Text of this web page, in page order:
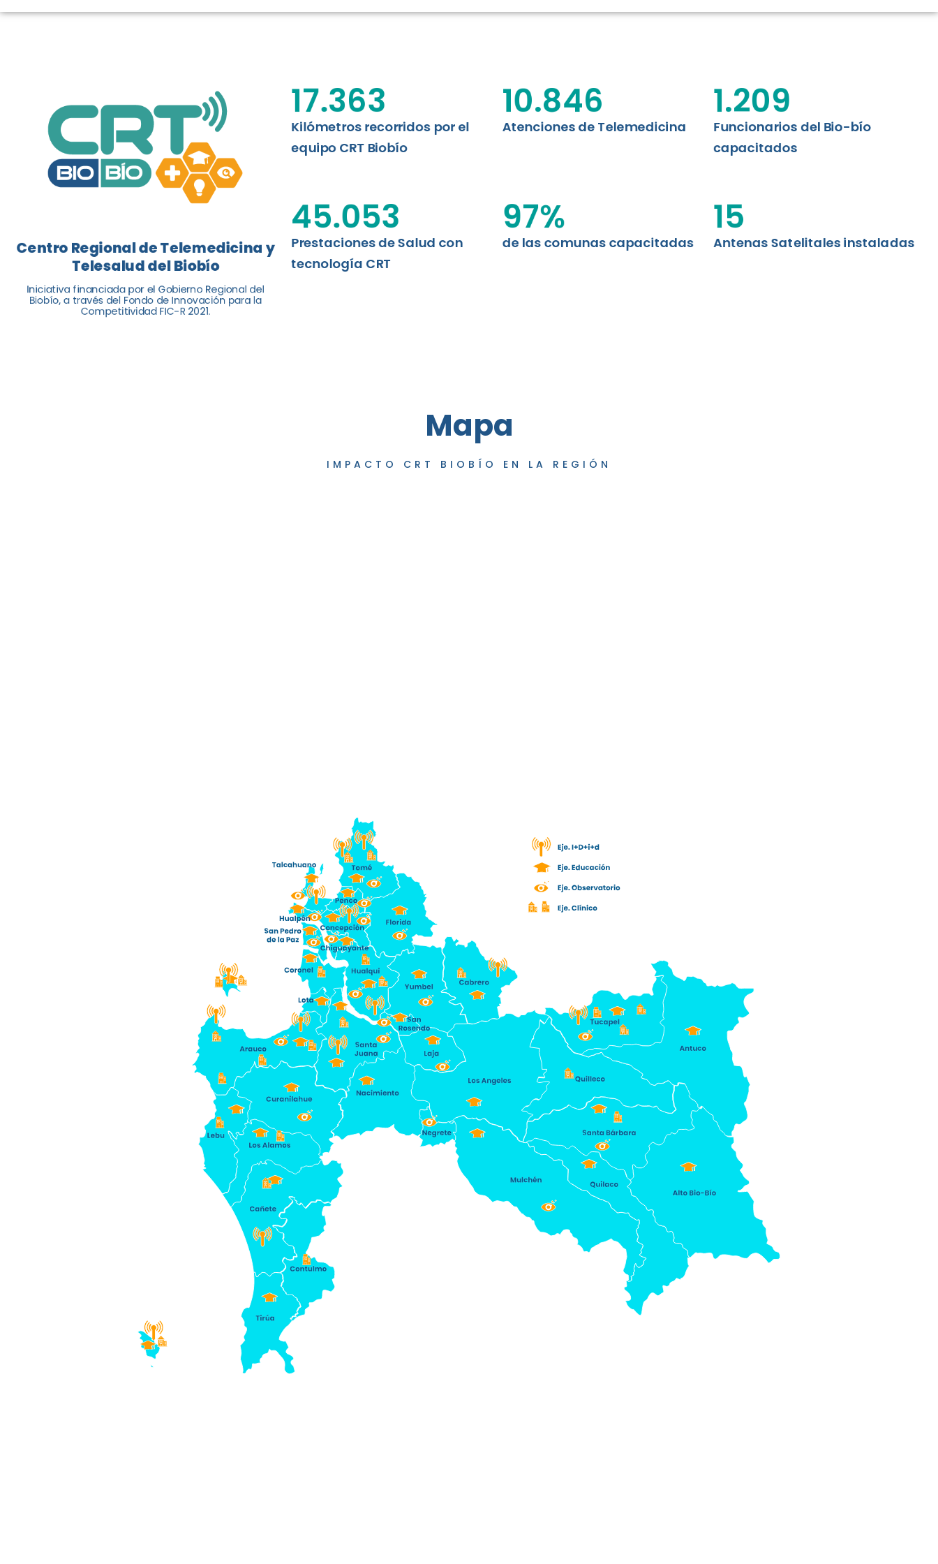
ABORDAJE CLÍNICO EN
I+D+I+E
MDPA
balance de tres años acercando la salud digital a los habitantes...
Leer más
Centro Regional de Telemedicina y
Telesalud del Biobío
Iniciativa financiada por el Gobierno Regional del
Biobío, a través del Fondo de Innovación para la
Competitividad FIC-R 2021.
Kilómetros recorridos por el
equipo CRT Biobío
17.363
Atenciones de Telemedicina
10.846
Funcionarios del Bio-bío
capacitados
1.209
Prestaciones de Salud con
tecnología CRT
45.053
de las comunas capacitadas
97%
Antenas Satelitales instaladas
15
Mapa
IMPACTO CRT BIOBÍO EN LA REGIÓN